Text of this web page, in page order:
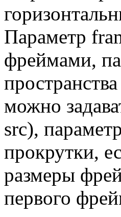
Параметр
фреймами,
можно
srс),
прокрутки,
размеры
первого